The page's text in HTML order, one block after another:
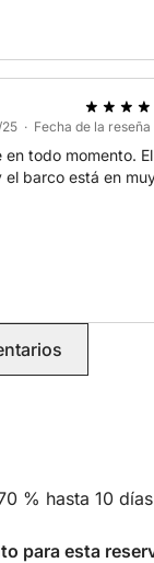
una
· Fecha de la reseña
todo momento. El
el barco está en
% hasta 10
para esta